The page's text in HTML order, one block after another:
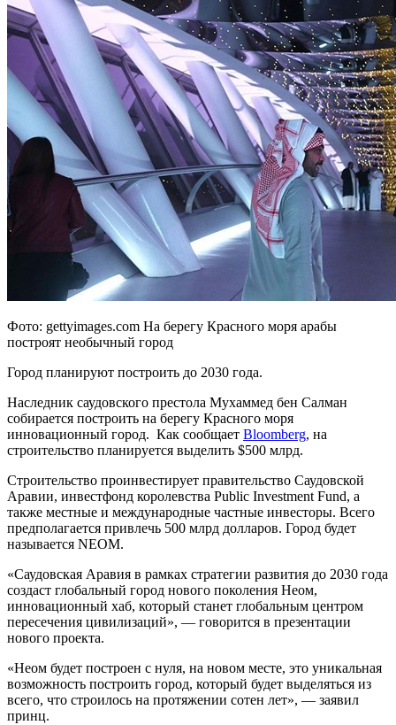
Фото: gettyimages.com На берегу Красного моря арабы
построят необычный город
Город планируют построить до 2030 года.
Наследник саудовского престола Мухаммед бен Салман
собирается построить на берегу Красного моря
инновационный город. Как сообщает Bloomberg, на
строительство планируется выделить $500 млрд.
Строительство проинвестирует правительство Саудовской
Аравии, инвестфонд королевства Public Investment Fund, а
также местные и международные частные инвесторы. Всего
предполагается привлечь 500 млрд долларов. Город будет
называется NEOM.
«Саудовская Аравия в рамках стратегии развития до 2030 года
создаст глобальный город нового поколения Неом,
инновационный хаб, который станет глобальным центром
пересечения цивилизаций», — говорится в презентации
нового проекта.
«Неом будет построен с нуля, на новом месте, это уникальная
возможность построить город, который будет выделяться из
всего, что строилось на протяжении сотен лет», — заявил
принц.